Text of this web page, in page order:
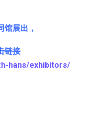
馆展出，
链接
hans/exhibitors/